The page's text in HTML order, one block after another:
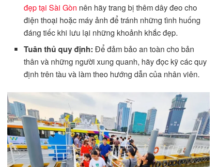
đẹp tại Sài Gòn nên hãy trang bị thêm dây đeo cho
điện thoại hoặc máy ảnh để tránh những tình huống
đáng tiếc khi lưu lại những khoảnh khắc đẹp.
Tuân thủ quy định: Để đảm bảo an toàn cho bản
thân và những người xung quanh, hãy đọc kỹ các quy
định trên tàu và làm theo hướng dẫn của nhân viên.